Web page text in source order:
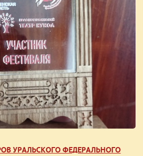
УРАЛЬСКОГО ФЕДЕРАЛЬНОГО